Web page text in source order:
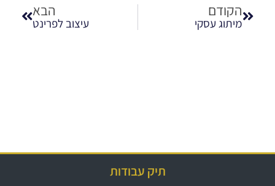
הקודם
מיתוג עסקי
הבא
עיצוב לפרינט
תיק עבודות